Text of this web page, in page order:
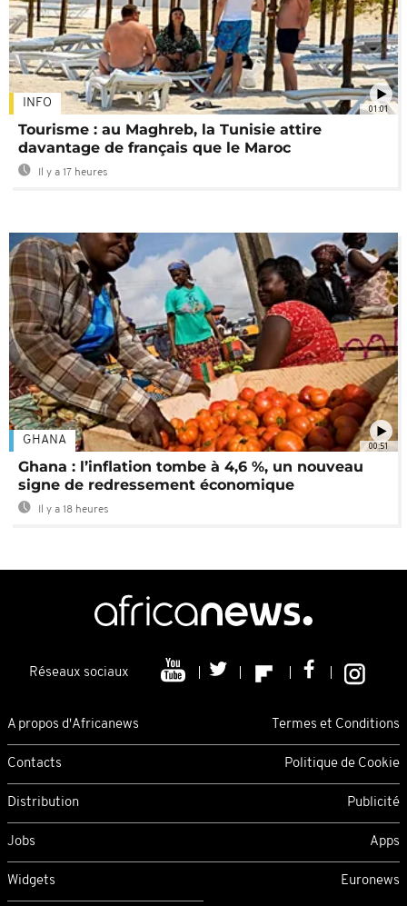
01:01
INFO
Tourisme : au Maghreb, la Tunisie attire
davantage de français que le Maroc
Il y a 17 heures
00:51
GHANA
Ghana : l’inflation tombe à 4,6 %, un nouveau
signe de redressement économique
Il y a 18 heures
Réseaux sociaux
A propos d'Africanews Termes et Conditions
Contacts Politique de Cookie
Distribution Publicité
Jobs Apps
Widgets Euronews